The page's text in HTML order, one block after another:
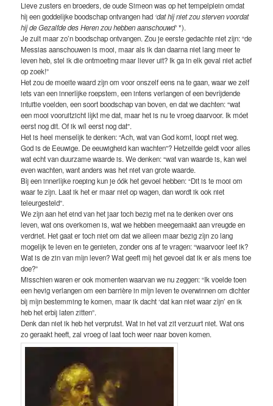
Lieve zusters en broeders, de oude Simeon was op het tempelplein omdat
hij een goddelijke boodschap ontvangen had ‘dat hij niet zou sterven voordat
hij de Gezalfde des Heren zou hebben aanschouwd’*).
Je zult maar zo’n boodschap ontvangen. Zou je eerste gedachte niet zijn: “de
Messias aanschouwen is mooi, maar als ik dan daarna niet lang meer te
leven heb, stel ik die ontmoeting maar liever uit? Ik ga in elk geval niet actief
op zoek!”
Het zou de moeite waard zijn om voor onszelf eens na te gaan, waar we zelf
iets van een innerlijke roepstem, een intens verlangen of een bevrijdende
intuïtie voelden, een soort boodschap van boven, en dat we dachten: “wat
een mooi vooruitzicht lijkt me dat, maar het is nu te vroeg daarvoor. Ik móet
eerst nog dit. Of ik wíl eerst nog dat”.
Het is heel menselijk te denken: “Ach, wat van God komt, loopt niet weg.
God is de Eeuwige. De eeuwigheid kan wachten”? Hetzelfde geldt voor alles
wat echt van duurzame waarde is. We denken: “wat van waarde is, kan wel
even wachten, want anders was het niet van grote waarde.
Bij een innerlijke roeping kun je óók het gevoel hebben: “Dit is te mooi om
waar te zijn. Laat ik het er maar niet op wagen, dan wordt ik ook niet
teleurgesteld”.
We zijn aan het eind van het jaar toch bezig met na te denken over ons
leven, wat ons overkomen is, wat we hebben meegemaakt aan vreugde en
verdriet. Het gaat er toch niet om dat we alleen maar bezig zijn zo lang
mogelijk te leven en te genieten, zonder ons af te vragen: “waarvoor leef ik?
Wat is de zin van mijn leven? Wat geeft mij het gevoel dat ik er als mens toe
doe?”
Misschien waren er ook momenten waarvan we nu zeggen: “Ik voelde toen
een hevig verlangen om een barrière in mijn leven te overwinnen om dichter
bij mijn bestemming te komen, maar ik dacht ‘dat kan niet waar zijn’ en ik
heb het erbij laten zitten”.
Denk dan niet ik heb het verprutst. Wat in het vat zit verzuurt niet. Wat ons
zo geraakt heeft, zal vroeg of laat toch weer naar boven komen.